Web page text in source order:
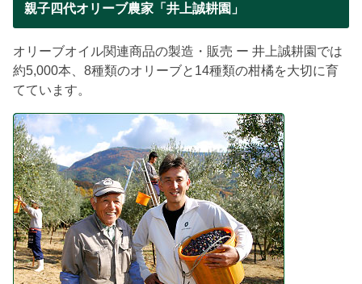
親子四代オリーブ農家「井上誠耕園」
オリーブオイル関連商品の製造・販売 ー 井上誠耕園では
約5,000本、8種類のオリーブと14種類の柑橘を大切に育
てています。